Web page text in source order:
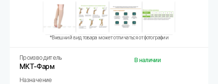
*Внешний вид товара может отличаться от фотографии
Производитель
МКТ-Фарм
Назначение
В наличии